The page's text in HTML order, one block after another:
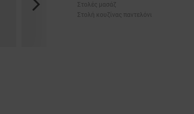
Next
Στολές μασάζ
Στολή κουζίνας παντελόνι